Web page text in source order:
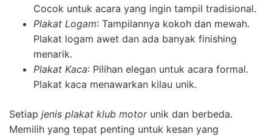
Cocok untuk acara yang ingin tampil tradisional.
Plakat Logam: Tampilannya kokoh dan mewah.
Plakat logam awet dan ada banyak finishing
menarik.
Plakat Kaca: Pilihan elegan untuk acara formal.
Plakat kaca menawarkan kilau unik.
Setiap jenis plakat klub motorunik dan berbeda.
Memilih yang tepat penting untuk kesan yang